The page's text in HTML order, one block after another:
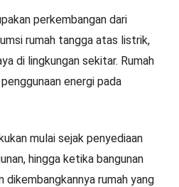
perkembangan dari
rumah tangga atas listrik,
di lingkungan sekitar. Rumah
energi pada
mulai sejak penyediaan
hingga ketika bangunan
rumah yang